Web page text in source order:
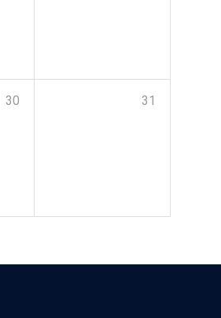
30 31